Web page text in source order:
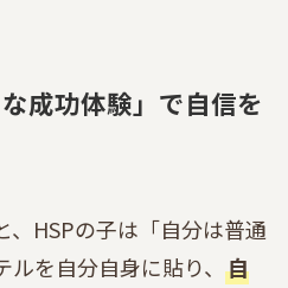
成功体験」で自信を
HSPの子は「自分は普通
を自分自身に貼り、 自